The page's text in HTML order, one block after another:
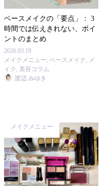
ベースメイクの「要点」： 3
時間では伝えきれない、ポイ
ントのまとめ
2026.03.19
メイクメニュー ,ベースメイク
メ
イク
美容コラム
渡辺 みゆき
メイクメニュー